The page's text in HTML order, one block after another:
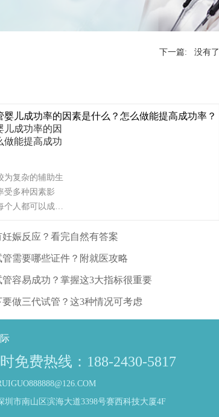
下一篇: 没有了
儿成功率的因
做能提高成功
为复杂的辅助生
受多种因素影
个人都可以成
试管婴儿不能成
（如果还想了解
程、费用、成功
）
娠反应？看完自然有答案
需要哪些证件？附就医攻略
容易成功？掌握这3大指标很重要
做三代试管？这3种情况可考虑
免费热线：188-2430-5817
圳市南山区滨海大道3398号赛西科技大厦4F